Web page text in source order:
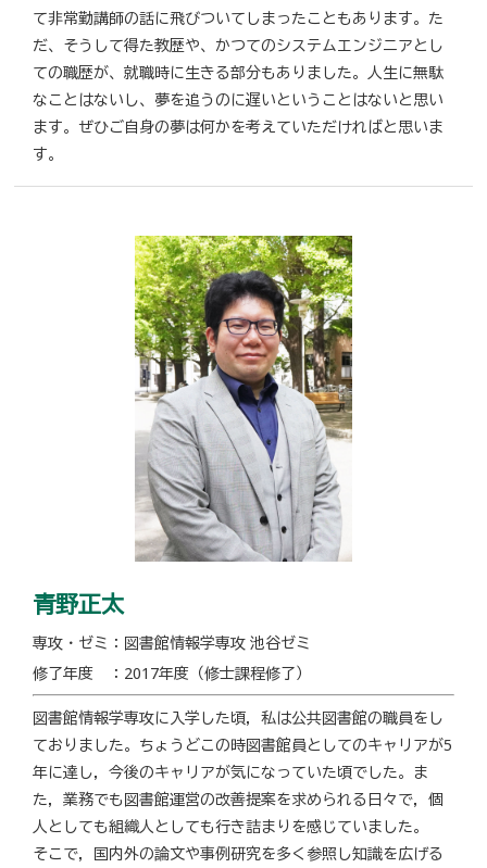
て非常勤講師の話に飛びついてしまったこともあります。た
だ、そうして得た教歴や、かつてのシステムエンジニアとし
ての職歴が、就職時に生きる部分もありました。人生に無駄
なことはないし、夢を追うのに遅いということはないと思い
ます。ぜひご自身の夢は何かを考えていただければと思いま
す。
青野正太
専攻・ゼミ：図書館情報学専攻 池谷ゼミ
修了年度 ：2017年度（修士課程修了）
図書館情報学専攻に入学した頃，私は公共図書館の職員をし
ておりました。ちょうどこの時図書館員としてのキャリアが5
年に達し，今後のキャリアが気になっていた頃でした。ま
た，業務でも図書館運営の改善提案を求められる日々で，個
人としても組織人としても行き詰まりを感じていました。
そこで，国内外の論文や事例研究を多く参照し知識を広げる